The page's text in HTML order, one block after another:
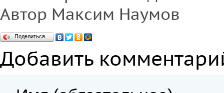
Автор Максим Наумов
Поделиться…
Добавить